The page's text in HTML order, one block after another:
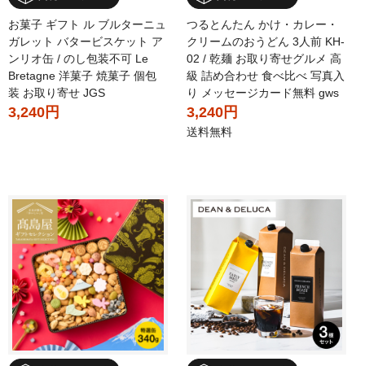
お菓子 ギフト ル ブルターニュ
ガレット バタービスケット ア
ンリオ缶 / のし包装不可 Le
Bretagne 洋菓子 焼菓子 個包
装 お取り寄せ JGS
3,240円
つるとんたん かけ・カレー・
クリームのおうどん 3人前 KH-
02 / 乾麺 お取り寄せグルメ 高
級 詰め合わせ 食べ比べ 写真入
り メッセージカード無料 gws
3,240円
送料無料